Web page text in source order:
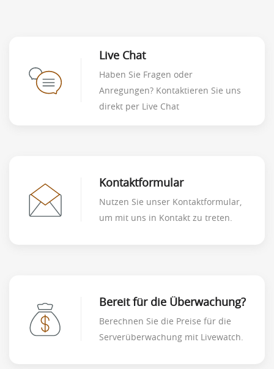
Live Chat
Haben Sie Fragen oder
Anregungen? Kontaktieren Sie uns
direkt per Live Chat
Kontaktformular
Nutzen Sie unser Kontaktformular,
um mit uns in Kontakt zu treten.
Bereit für die Überwachung?
Berechnen Sie die Preise für die
Serverüberwachung mit Livewatch.